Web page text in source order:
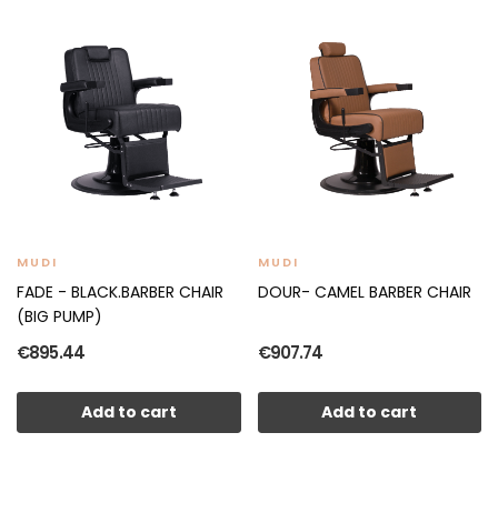
MUDI
FADE - BLACK.BARBER CHAIR
(BIG PUMP)
€895.44
Add to cart
MUDI
DOUR- CAMEL BARBER CHAIR
€907.74
Add to cart